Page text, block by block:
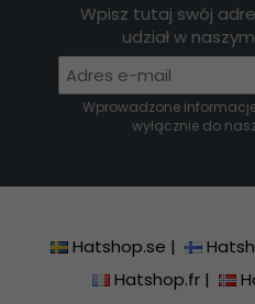
Wpisz tutaj swój
udział w
Wprowadzone
wyłącznie do
Hatshop.se |
Hatshop.fr|